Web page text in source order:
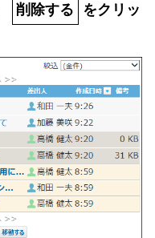
削除する
をクリッ